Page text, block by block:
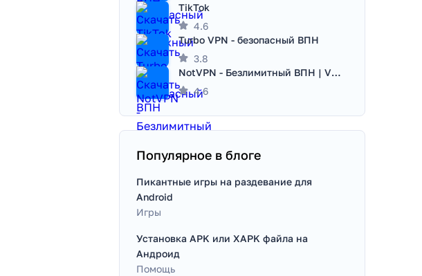
TikTok
4.6
Turbo VPN - безопасный ВПН
3.8
NotVPN - Безлимитный ВПН | VPN
4.6
Популярное в блоге
Пикантные игры на раздевание для
Android
Игры
Установка APK или XAPK файла на
Андроид
Помощь